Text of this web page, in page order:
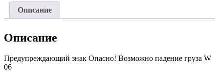
падение
груза
06
Описание
Описание
Предупреждающий знак Опасно! Возможно падение груза W
06